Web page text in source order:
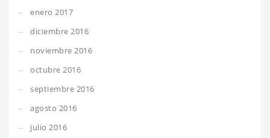
enero 2017
diciembre 2016
noviembre 2016
octubre 2016
septiembre 2016
agosto 2016
julio 2016